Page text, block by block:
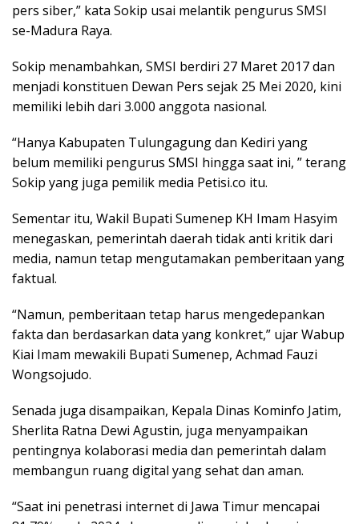
pers siber,” kata Sokip usai melantik pengurus SMSI
se-Madura Raya.
Sokip menambahkan, SMSI berdiri 27 Maret 2017 dan
menjadi konstituen Dewan Pers sejak 25 Mei 2020, kini
memiliki lebih dari 3.000 anggota nasional.
“Hanya Kabupaten Tulungagung dan Kediri yang
belum memiliki pengurus SMSI hingga saat ini, ” terang
Sokip yang juga pemilik media Petisi.co itu.
Sementar itu, Wakil Bupati Sumenep KH Imam Hasyim
menegaskan, pemerintah daerah tidak anti kritik dari
media, namun tetap mengutamakan pemberitaan yang
faktual.
“Namun, pemberitaan tetap harus mengedepankan
fakta dan berdasarkan data yang konkret,” ujar Wabup
Kiai Imam mewakili Bupati Sumenep, Achmad Fauzi
Wongsojudo.
Senada juga disampaikan, Kepala Dinas Kominfo Jatim,
Sherlita Ratna Dewi Agustin, juga menyampaikan
pentingnya kolaborasi media dan pemerintah dalam
membangun ruang digital yang sehat dan aman.
“Saat ini penetrasi internet di Jawa Timur mencapai